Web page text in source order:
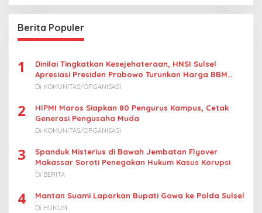
g
a
s
i
p
s
Berita Populer
1
Dinilai Tingkatkan Kesejehateraan, HNSI Sulsel
Apresiasi Presiden Prabowo Turunkan Harga BBM
Nelayan
Di KOMUNITAS/ORGANISASI
2
HIPMI Maros Siapkan 80 Pengurus Kampus, Cetak
Generasi Pengusaha Muda
Di KOMUNITAS/ORGANISASI
3
Spanduk Misterius di Bawah Jembatan Flyover
Makassar Soroti Penegakan Hukum Kasus Korupsi
Di BERITA
4 Mantan Suami Laporkan Bupati Gowa ke Polda Sulsel
Di HUKUM